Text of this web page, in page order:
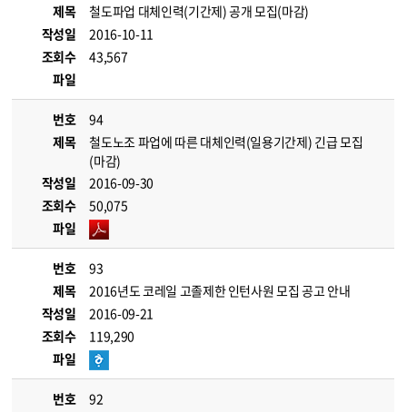
제목
철도파업 대체인력(기간제) 공개 모집(마감)
작성일
2016-10-11
조회수
43,567
파일
번호
94
제목
철도노조 파업에 따른 대체인력(일용기간제) 긴급 모집
(마감)
작성일
2016-09-30
조회수
50,075
파일
번호
93
제목
2016년도 코레일 고졸제한 인턴사원 모집 공고 안내
작성일
2016-09-21
조회수
119,290
파일
번호
92